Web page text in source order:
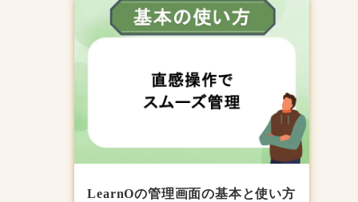
LearnOの管理画面の基本と使い方